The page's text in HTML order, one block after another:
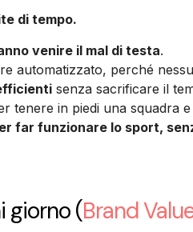
di tempo.
venire il mal di testa.
automatizzato, perché
senza sacrificare il
tenere in piedi una squadra
far funzionare lo sport,
giorno(Brand